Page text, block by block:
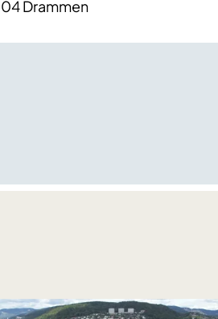
Drammen